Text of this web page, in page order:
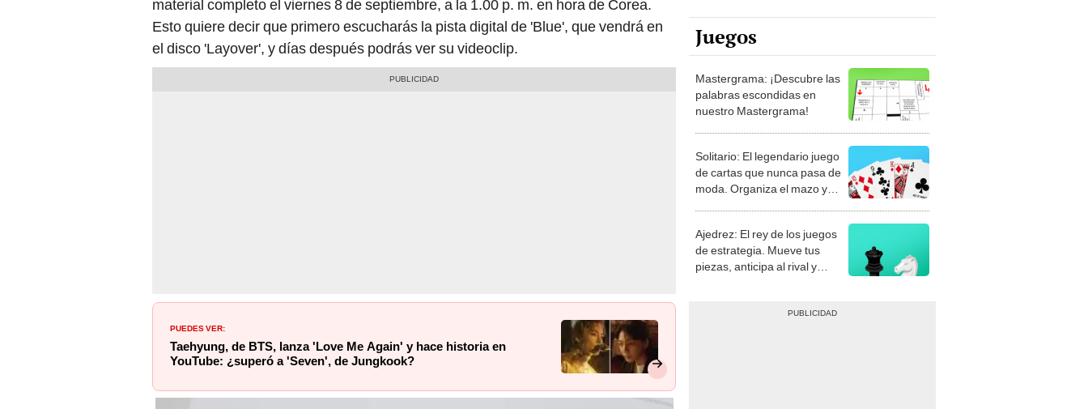
material completo el viernes 8 de septiembre, a la 1.00 p. m. en hora de Corea.
Esto quiere decir que primero escucharás la pista digital de 'Blue', que vendrá en
el disco 'Layover', y días después podrás ver su videoclip.
PUEDES VER:
Taehyung, de BTS, lanza 'Love Me Again' y hace historia en
YouTube: ¿superó a 'Seven', de Jungkook?
Juegos
Mastergrama: ¡Descubre las
palabras escondidas en
nuestro Mastergrama!
Solitario: El legendario juego
de cartas que nunca pasa de
moda. Organiza el mazo y
Ajedrez: El rey de los juegos
de estrategia. Mueve tus
piezas, anticipa al rival y